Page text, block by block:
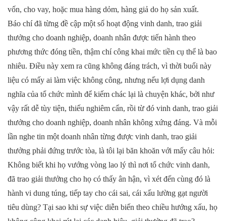
vốn, cho vay, hoặc mua hàng dỏm, hàng giả do họ sản xuất.
Báo chí đã từng đề cập một số hoạt động vinh danh, trao giải
thưởng cho doanh nghiệp, doanh nhân được tiến hành theo
phương thức đóng tiền, thậm chí công khai mức tiền cụ thể là bao
nhiêu. Điều này xem ra cũng không đáng trách, vì thời buổi này
liệu có mấy ai làm việc không công, nhưng nếu lợi dụng danh
nghĩa của tổ chức mình để kiếm chác lại là chuyện khác, bởi như
vậy rất dễ tùy tiện, thiếu nghiêm cẩn, rồi từ đó vinh danh, trao giải
thưởng cho doanh nghiệp, doanh nhân không xứng đáng. Và mỗi
lần nghe tin một doanh nhân từng được vinh danh, trao giải
thưởng phải đứng trước tòa, là tôi lại băn khoăn với mấy câu hỏi:
Không biết khi họ vướng vòng lao lý thì nơi tổ chức vinh danh,
đã trao giải thưởng cho họ có thấy ân hận, vì xét đến cùng đó là
hành vi dung túng, tiếp tay cho cái sai, cái xấu lường gạt người
tiêu dùng? Tại sao khi sự việc diễn biến theo chiều hướng xấu, họ